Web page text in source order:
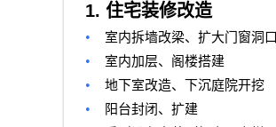
1. 住宅装修改造
• 室内拆墙改梁、扩大门窗洞口
• 室内加层、阁楼搭建
• 地下室改造、下沉庭院开挖
• 阳台封闭、扩建